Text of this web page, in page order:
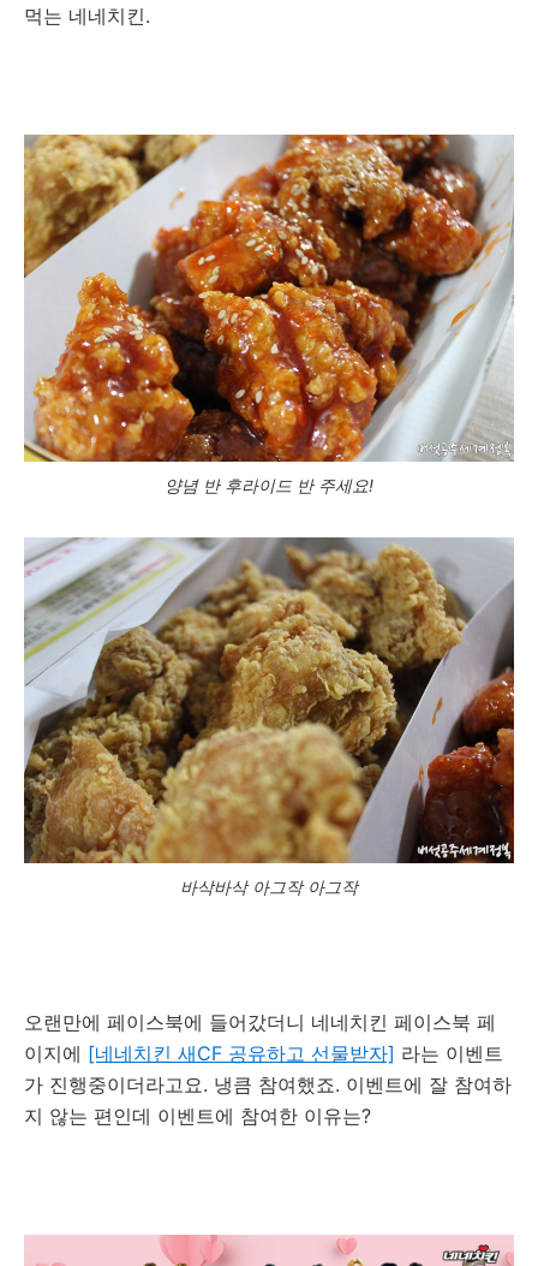
먹는 네네치킨.
양념 반 후라이드 반 주세요!
바삭바삭 아그작 아그작
오랜만에 페이스북에 들어갔더니 네네치킨 페이스북 페
이지에 [네네치킨 새CF 공유하고 선물받자] 라는 이벤트
가 진행중이더라고요. 냉큼 참여했죠. 이벤트에 잘 참여하
지 않는 편인데 이벤트에 참여한 이유는?